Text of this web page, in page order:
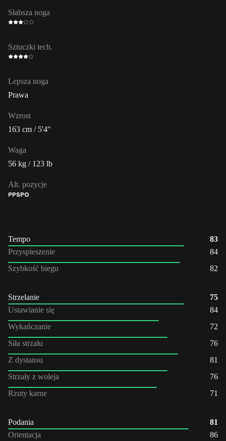
Słabsza noga
Sztuczki tech.
Lepsza noga
Prawa
Wzrost
163 cm / 5'4"
Waga
56 kg / 123 lb
Alt. pozycje
PPŚPO
Tempo
83
Przyspieszenie
84
Szybkość biegu
82
Strzelanie
75
Ustawianie się
84
Wykańczanie
72
Siła strzału
76
Z dystansu
81
Strzały z woleja
76
Rzuty karne
71
Podania
81
Orientacja
86